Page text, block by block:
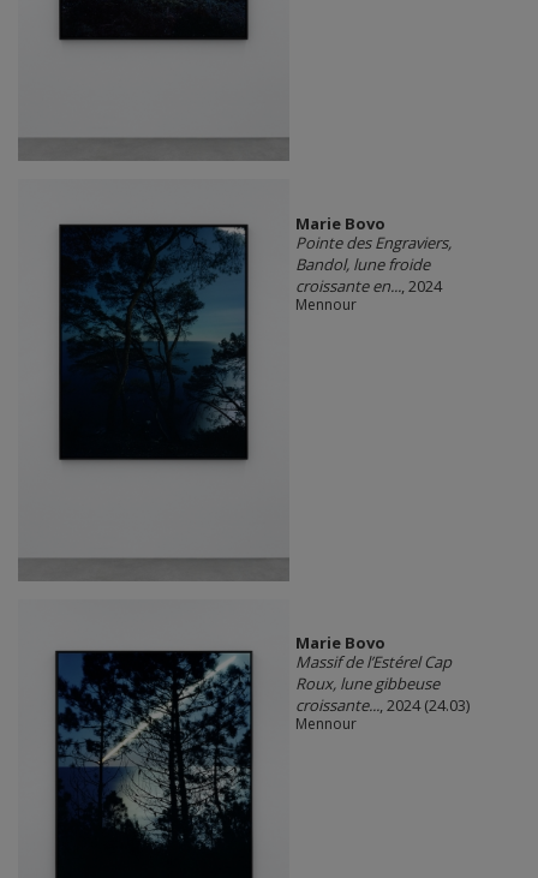
Marie Bovo
Pointe des Engraviers,
Bandol, lune froide
croissante en..., 2024
Mennour
Marie Bovo
Massif de l’Estérel Cap
Roux, lune gibbeuse
croissante..., 2024 (24.03)
Mennour